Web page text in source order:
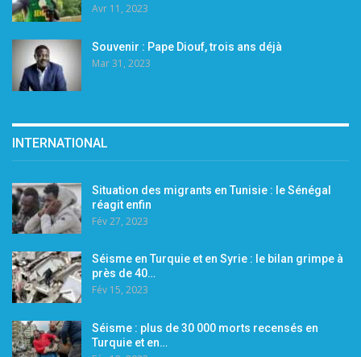
Avr 11, 2023
Souvenir : Pape Diouf, trois ans déjà
Mar 31, 2023
INTERNATIONAL
Situation des migrants en Tunisie : le Sénégal
réagit enfin
Fév 27, 2023
Séisme en Turquie et en Syrie : le bilan grimpe à
près de 40…
Fév 15, 2023
Séisme : plus de 30 000 morts recensés en
Turquie et en…